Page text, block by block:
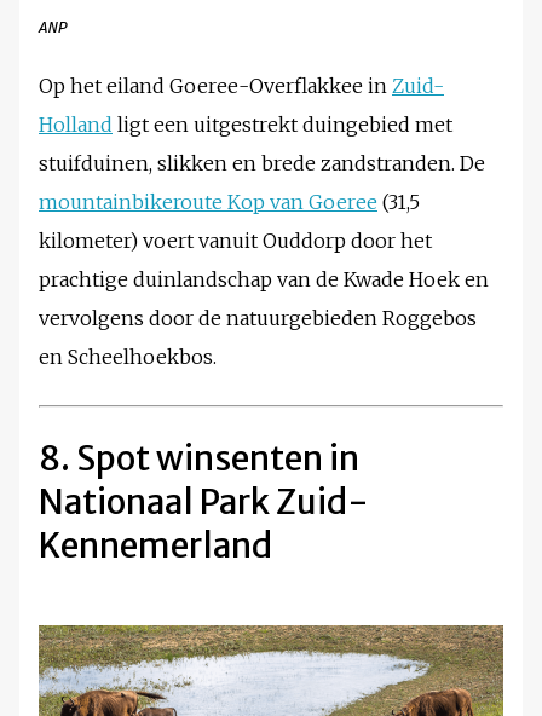
ANP
Op het eiland Goeree-Overflakkee in Zuid-
Holland ligt een uitgestrekt duingebied met
stuifduinen, slikken en brede zandstranden. De
mountainbikeroute Kop van Goeree (31,5
kilometer) voert vanuit Ouddorp door het
prachtige duinlandschap van de Kwade Hoek en
vervolgens door de natuurgebieden Roggebos
en Scheelhoekbos.
8. Spot winsenten in
Nationaal Park Zuid-
Kennemerland